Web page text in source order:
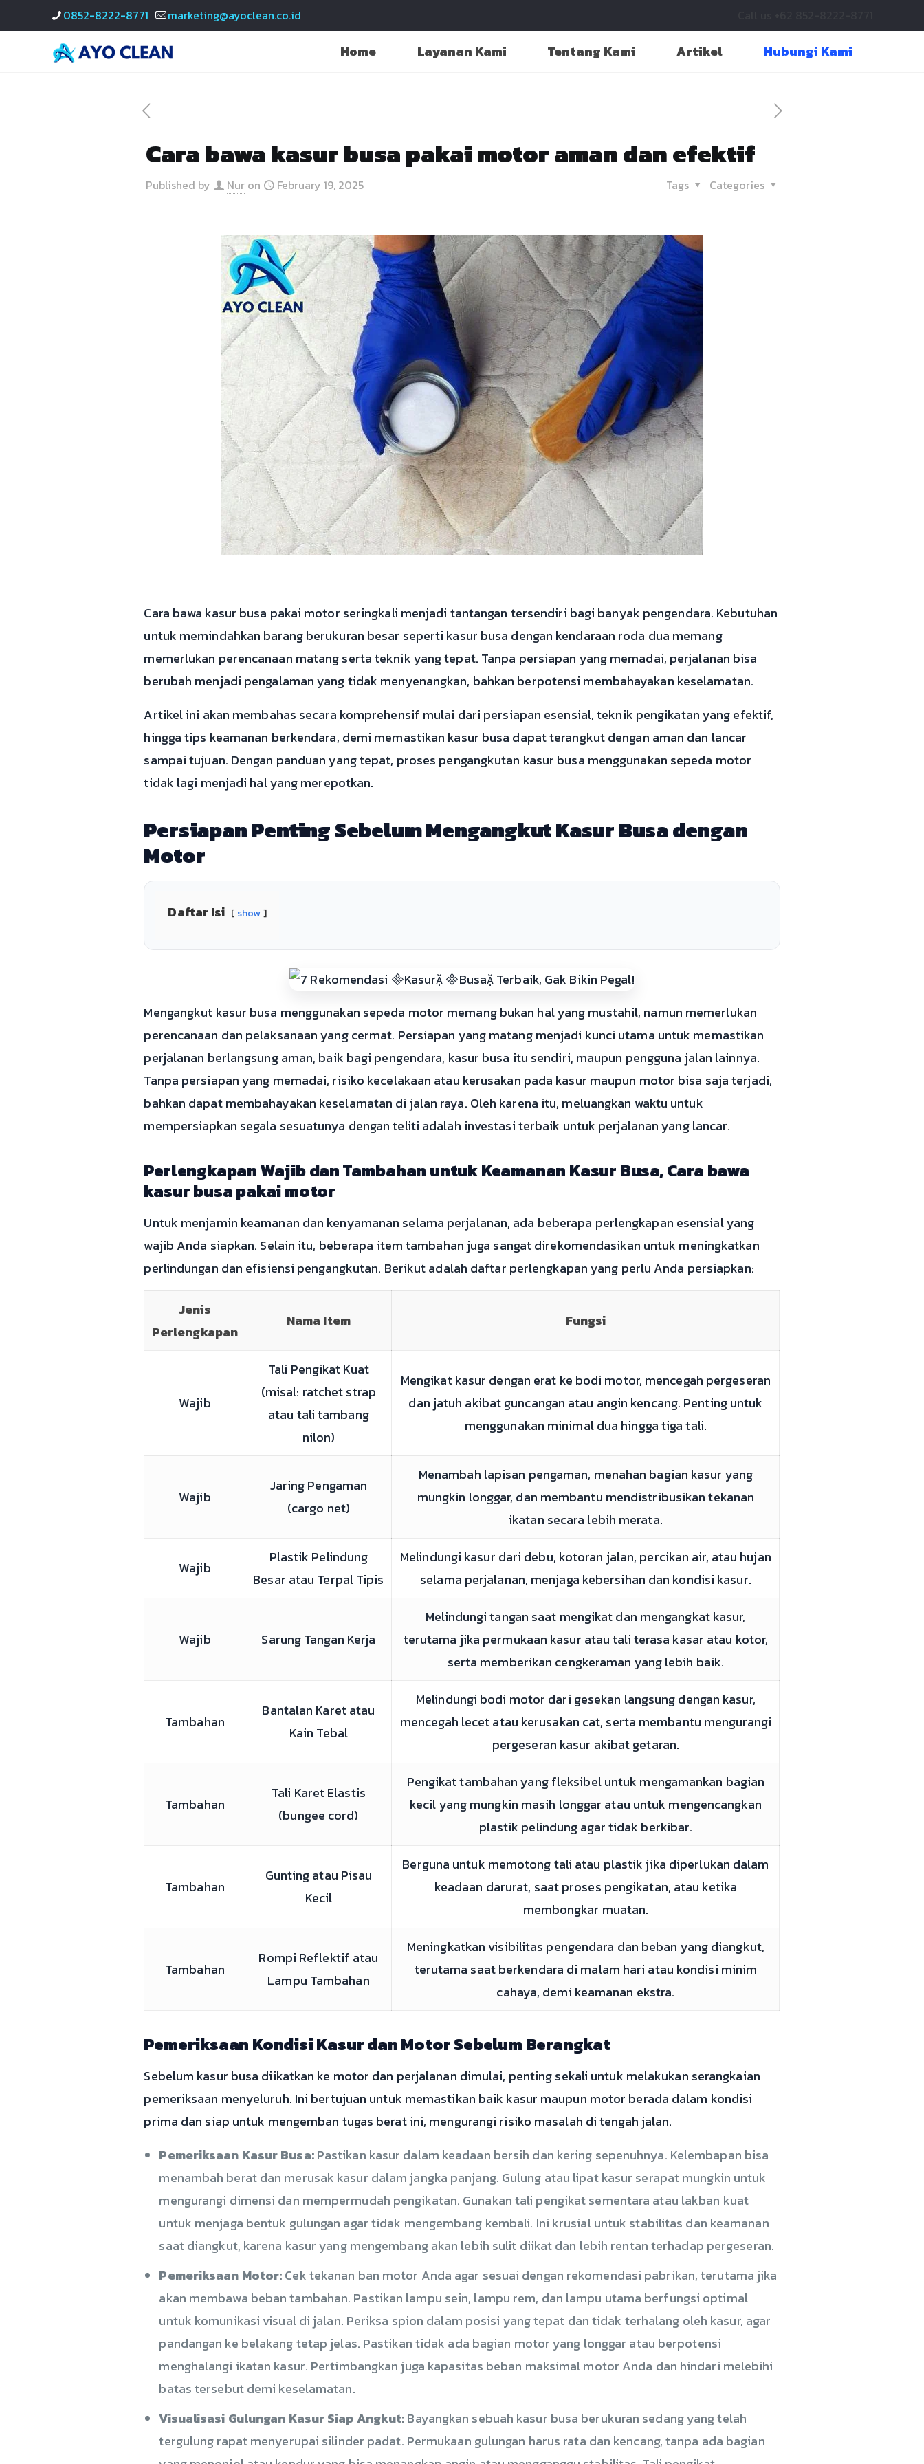
0852-8222-8771 marketing@ayoclean.co.id
Home Layanan Kami Tentang Kami Artikel Hubungi Kami
Cara bawa kasur busa pakai motor aman dan efektif
Published by Nur on February 19, 2025 Categories
Tags
Cara bawa kasur busa pakai motor seringkali menjadi tantangan tersendiri bagi banyak pengendara. Kebutuhan
untuk memindahkan barang berukuran besar seperti kasur busa dengan kendaraan roda dua memang
memerlukan perencanaan matang serta teknik yang tepat. Tanpa persiapan yang memadai, perjalanan bisa
berubah menjadi pengalaman yang tidak menyenangkan, bahkan berpotensi membahayakan keselamatan.
Artikel ini akan membahas secara komprehensif mulai dari persiapan esensial, teknik pengikatan yang efektif,
hingga tips keamanan berkendara, demi memastikan kasur busa dapat terangkut dengan aman dan lancar
sampai tujuan. Dengan panduan yang tepat, proses pengangkutan kasur busa menggunakan sepeda motor
tidak lagi menjadi hal yang merepotkan.
Persiapan Penting Sebelum Mengangkut Kasur Busa dengan
Motor
Daftar Isi show
Mengangkut kasur busa menggunakan sepeda motor memang bukan hal yang mustahil, namun memerlukan
perencanaan dan pelaksanaan yang cermat. Persiapan yang matang menjadi kunci utama untuk memastikan
perjalanan berlangsung aman, baik bagi pengendara, kasur busa itu sendiri, maupun pengguna jalan lainnya.
Tanpa persiapan yang memadai, risiko kecelakaan atau kerusakan pada kasur maupun motor bisa saja terjadi,
bahkan dapat membahayakan keselamatan di jalan raya. Oleh karena itu, meluangkan waktu untuk
mempersiapkan segala sesuatunya dengan teliti adalah investasi terbaik untuk perjalanan yang lancar.
Perlengkapan Wajib dan Tambahan untuk Keamanan Kasur Busa, Cara bawa
kasur busa pakai motor
Untuk menjamin keamanan dan kenyamanan selama perjalanan, ada beberapa perlengkapan esensial yang
wajib Anda siapkan. Selain itu, beberapa item tambahan juga sangat direkomendasikan untuk meningkatkan
perlindungan dan efisiensi pengangkutan. Berikut adalah daftar perlengkapan yang perlu Anda persiapkan:
Jenis
Perlengkapan
Nama Item Fungsi
Wajib
Tali Pengikat Kuat
(misal: ratchet strap
atau tali tambang
nilon)
Mengikat kasur dengan erat ke bodi motor, mencegah pergeseran
dan jatuh akibat guncangan atau angin kencang. Penting untuk
menggunakan minimal dua hingga tiga tali.
Wajib
Jaring Pengaman
(cargo net)
Menambah lapisan pengaman, menahan bagian kasur yang
mungkin longgar, dan membantu mendistribusikan tekanan
ikatan secara lebih merata.
Wajib
Plastik Pelindung
Besar atau Terpal Tipis
Melindungi kasur dari debu, kotoran jalan, percikan air, atau hujan
selama perjalanan, menjaga kebersihan dan kondisi kasur.
Wajib Sarung Tangan Kerja
Melindungi tangan saat mengikat dan mengangkat kasur,
terutama jika permukaan kasur atau tali terasa kasar atau kotor,
serta memberikan cengkeraman yang lebih baik.
Tambahan
Bantalan Karet atau
Kain Tebal
Melindungi bodi motor dari gesekan langsung dengan kasur,
mencegah lecet atau kerusakan cat, serta membantu mengurangi
pergeseran kasur akibat getaran.
Tambahan
Tali Karet Elastis
(bungee cord)
Pengikat tambahan yang fleksibel untuk mengamankan bagian
kecil yang mungkin masih longgar atau untuk mengencangkan
plastik pelindung agar tidak berkibar.
Tambahan
Gunting atau Pisau
Kecil
Berguna untuk memotong tali atau plastik jika diperlukan dalam
keadaan darurat, saat proses pengikatan, atau ketika
membongkar muatan.
Tambahan
Rompi Reflektif atau
Lampu Tambahan
Meningkatkan visibilitas pengendara dan beban yang diangkut,
terutama saat berkendara di malam hari atau kondisi minim
cahaya, demi keamanan ekstra.
Pemeriksaan Kondisi Kasur dan Motor Sebelum Berangkat
Sebelum kasur busa diikatkan ke motor dan perjalanan dimulai, penting sekali untuk melakukan serangkaian
pemeriksaan menyeluruh. Ini bertujuan untuk memastikan baik kasur maupun motor berada dalam kondisi
prima dan siap untuk mengemban tugas berat ini, mengurangi risiko masalah di tengah jalan.
Pemeriksaan Kasur Busa:Pastikan kasur dalam keadaan bersih dan kering sepenuhnya. Kelembapan bisa
menambah berat dan merusak kasur dalam jangka panjang. Gulung atau lipat kasur serapat mungkin untuk
mengurangi dimensi dan mempermudah pengikatan. Gunakan tali pengikat sementara atau lakban kuat
untuk menjaga bentuk gulungan agar tidak mengembang kembali. Ini krusial untuk stabilitas dan keamanan
saat diangkut, karena kasur yang mengembang akan lebih sulit diikat dan lebih rentan terhadap pergeseran.
Pemeriksaan Motor:Cek tekanan ban motor Anda agar sesuai dengan rekomendasi pabrikan, terutama jika
akan membawa beban tambahan. Pastikan lampu sein, lampu rem, dan lampu utama berfungsi optimal
untuk komunikasi visual di jalan. Periksa spion dalam posisi yang tepat dan tidak terhalang oleh kasur, agar
pandangan ke belakang tetap jelas. Pastikan tidak ada bagian motor yang longgar atau berpotensi
menghalangi ikatan kasur. Pertimbangkan juga kapasitas beban maksimal motor Anda dan hindari melebihi
batas tersebut demi keselamatan.
Visualisasi Gulungan Kasur Siap Angkut:Bayangkan sebuah kasur busa berukuran sedang yang telah
tergulung rapat menyerupai silinder padat. Permukaan gulungan harus rata dan kencang, tanpa ada bagian